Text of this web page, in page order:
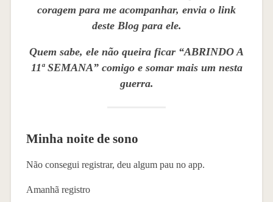
coragem para me acompanhar, envia o link
deste Blog para ele.
Quem sabe, ele não queira ficar “ABRINDO A
11ª SEMANA” comigo e somar mais um nesta
guerra.
Minha noite de sono
Não consegui registrar, deu algum pau no app.
Amanhã registro